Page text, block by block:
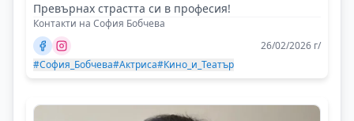
Превърнах страстта си в професия!
Контакти на София Бобчева
26/02/2026 г/
#София_Бобчева#Актриса#Кино_и_Театър